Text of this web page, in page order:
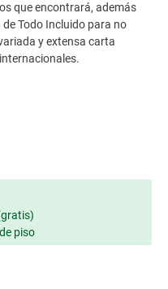
que encontrará, además
Todo Incluido para no
y extensa carta
piso